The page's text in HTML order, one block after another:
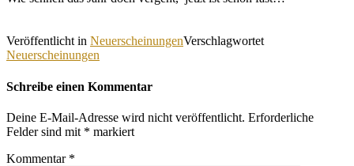
Veröffentlicht in NeuerscheinungenVerschlagwortet
Neuerscheinungen
Schreibe einen Kommentar
Deine E-Mail-Adresse wird nicht veröffentlicht. Erforderliche
Felder sind mit * markiert
Kommentar *